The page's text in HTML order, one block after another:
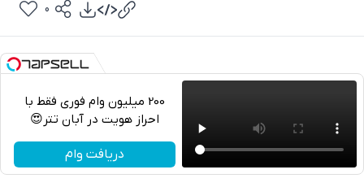
تلگرام
واتساپ
0
200 میلیون وام فوری فقط با
احراز هویت در آبان تتر😍
دریافت وام